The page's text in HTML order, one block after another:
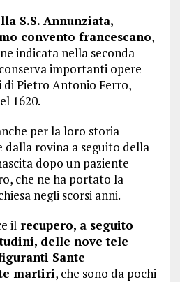
S.S. Annunziata,
convento francescano,
indicata nella seconda
importanti opere
di Pietro Antonio Ferro,
1620.
per la loro storia
dalla rovina a seguito della
dopo un paziente
che ne ha portato la
negli scorsi anni.
ilrecupero, a seguito
delle nove tele
Sante
martiri, che sono da pochi